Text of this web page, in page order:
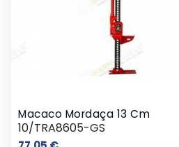
Macaco Mordaça 13 Cm
10/TRA8605-GS